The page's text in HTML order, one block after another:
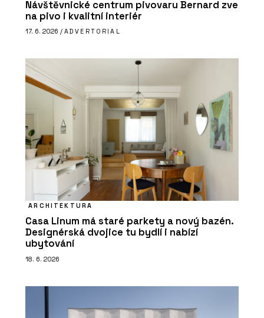
Návštěvnické centrum pivovaru Bernard zve
na pivo i kvalitní interiér
17. 6. 2026 / ADVERTORIAL
ARCHITEKTURA
Casa Linum má staré parkety a nový bazén.
Designérská dvojice tu bydlí i nabízí
ubytování
18. 6. 2026